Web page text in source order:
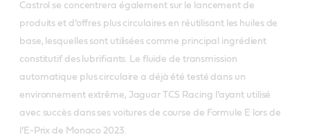
Castrol se concentrera également sur le lancement de
produits et d’offres plus circulaires en réutilisant les huiles de
base, lesquelles sont utilisées comme principal ingrédient
constitutif des lubrifiants. Le fluide de transmission
automatique plus circulaire a déjà été testé dans un
environnement extrême, Jaguar TCS Racing l’ayant utilisé
avec succès dans ses voitures de course de Formule E lors de
l’E-Prix de Monaco 2023.